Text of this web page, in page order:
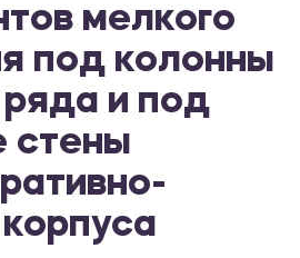
мелкого
под колонны
и под
стены